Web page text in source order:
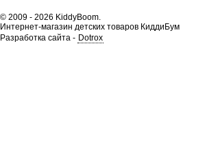
© 2009 - 2026 KiddyBoom.
Интернет-магазин детских товаров КиддиБум
Разработка сайта - Dotrox